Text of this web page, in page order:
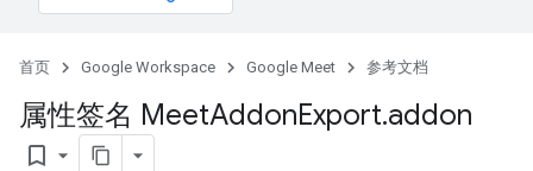
首页 Google Workspace Google Meet 参考文档
属性签名 MeetAddonExport.addon
bookmark_border